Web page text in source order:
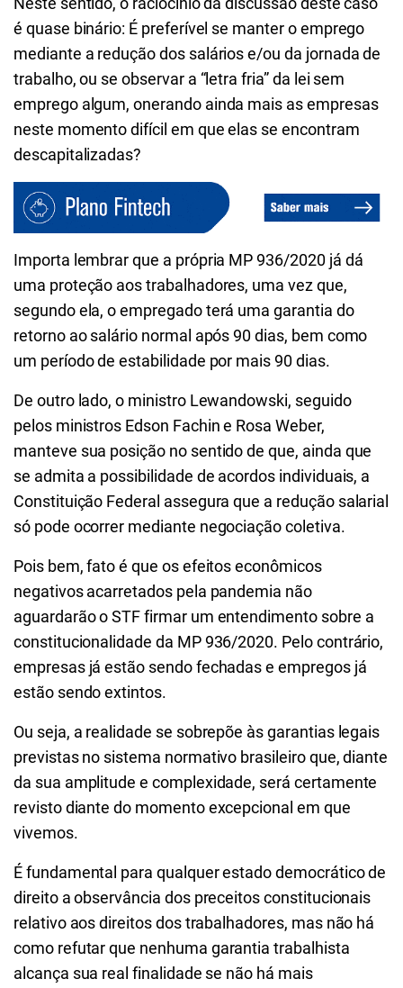
é quase binário: É preferível se manter o emprego
mediante a redução dos salários e/ou da jornada de
trabalho, ou se observar a “letra fria” da lei sem
emprego algum, onerando ainda mais as empresas
neste momento difícil em que elas se encontram
descapitalizadas?
Importa lembrar que a própria MP 936/2020 já dá
uma proteção aos trabalhadores, uma vez que,
segundo ela, o empregado terá uma garantia do
retorno ao salário normal após 90 dias, bem como
um período de estabilidade por mais 90 dias.
De outro lado, o ministro Lewandowski, seguido
pelos ministros Edson Fachin e Rosa Weber,
manteve sua posição no sentido de que, ainda que
se admita a possibilidade de acordos individuais, a
Constituição Federal assegura que a redução salarial
só pode ocorrer mediante negociação coletiva.
Pois bem, fato é que os efeitos econômicos
negativos acarretados pela pandemia não
aguardarão o STF firmar um entendimento sobre a
constitucionalidade da MP 936/2020. Pelo contrário,
empresas já estão sendo fechadas e empregos já
estão sendo extintos.
Ou seja, a realidade se sobrepõe às garantias legais
previstas no sistema normativo brasileiro que, diante
da sua amplitude e complexidade, será certamente
revisto diante do momento excepcional em que
vivemos.
É fundamental para qualquer estado democrático de
direito a observância dos preceitos constitucionais
relativo aos direitos dos trabalhadores, mas não há
como refutar que nenhuma garantia trabalhista
alcança sua real finalidade se não há mais